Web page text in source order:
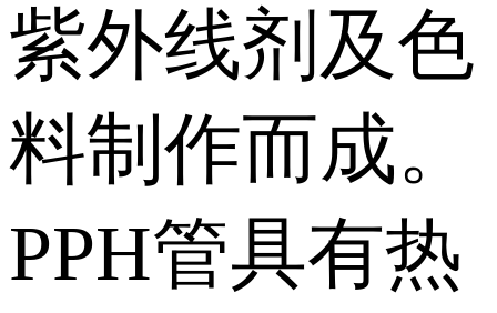
紫外线剂及色
料制作而成。
PPH管具有热